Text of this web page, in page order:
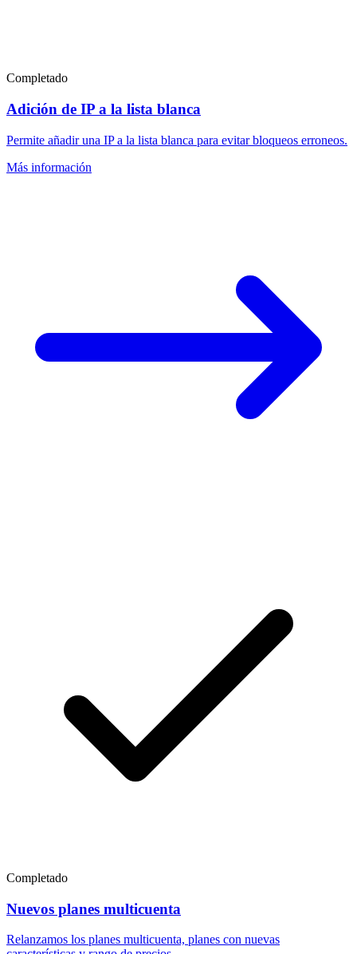
Completado
Adición de IP a la lista blanca
Permite añadir una IP a la lista blanca para evitar bloqueos erroneos.
Más información
Completado
Nuevos planes multicuenta
Relanzamos los planes multicuenta, planes con nuevas